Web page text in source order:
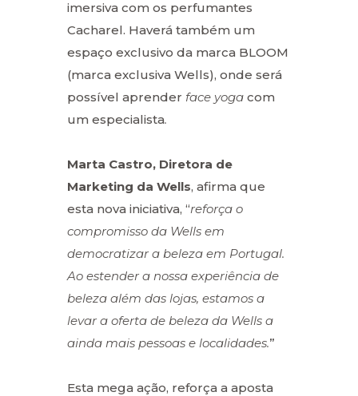
imersiva com os perfumantes
Cacharel. Haverá também um
espaço exclusivo da marca BLOOM
(marca exclusiva Wells), onde será
possível aprender face yoga com
um especialista.
Marta Castro, Diretora de
Marketing da Wells, afirma que
esta nova iniciativa, “reforça o
compromisso da Wells em
democratizar a beleza em Portugal.
Ao estender a nossa experiência de
beleza além das lojas, estamos a
levar a oferta de beleza da Wells a
ainda mais pessoas e localidades.”
Esta mega ação, reforça a aposta